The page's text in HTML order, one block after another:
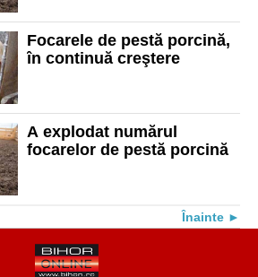
Focarele de pestă porcină,
în continuă creştere
A explodat numărul
focarelor de pestă porcină
Înainte